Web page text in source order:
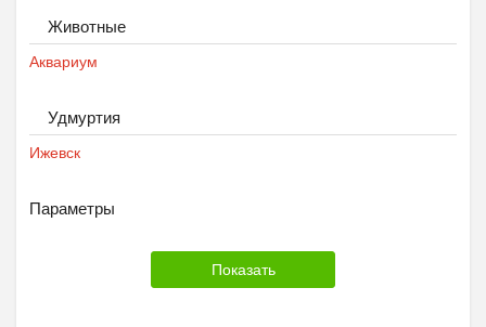
Животные
Аквариум
Удмуртия
Ижевск
Параметры